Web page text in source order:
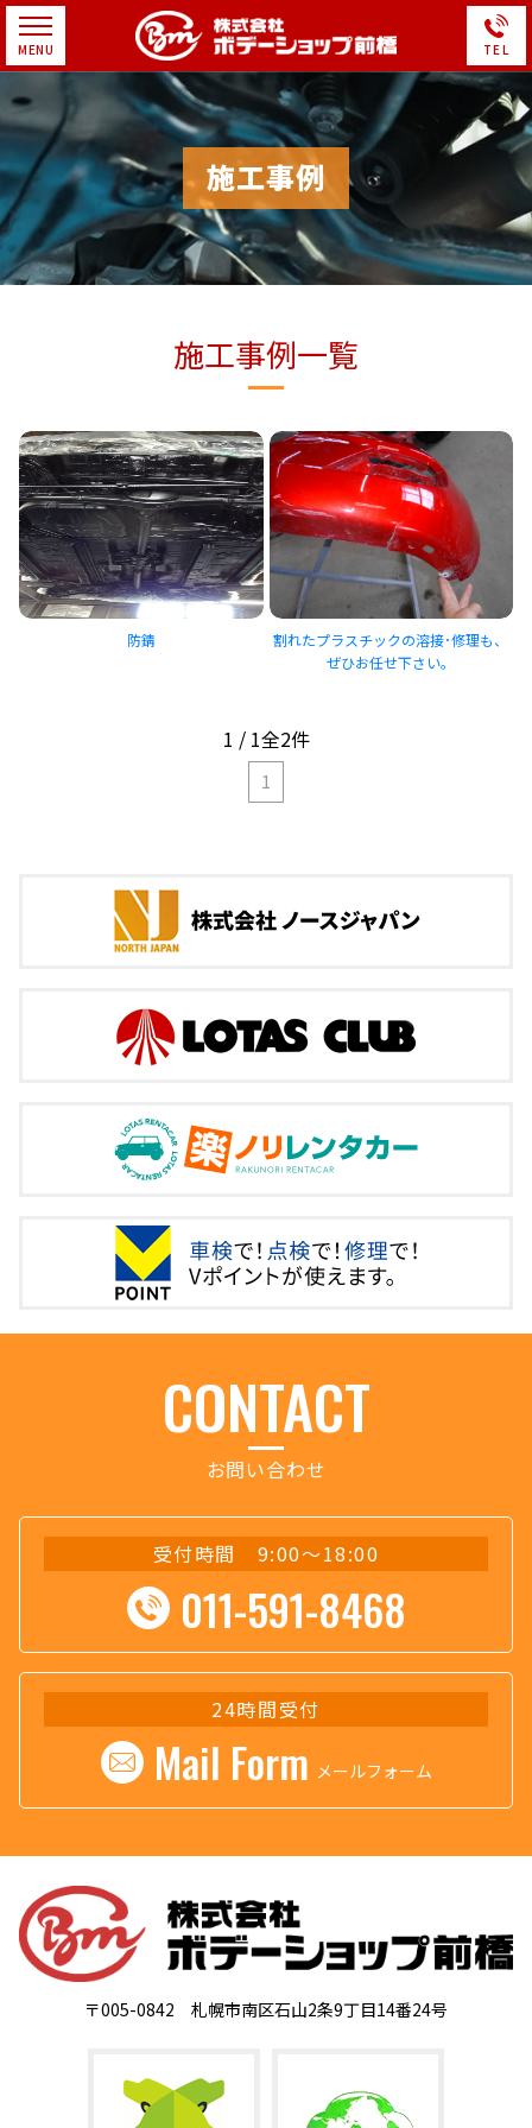
施工事例
施工事例一覧
防錆
割れたプラスチックの溶接･修理も、
ぜひお任せ下さい。
1 / 1全2件
1
お問い合わせ
受付時間 9:00～18:00
011-591-8468
24時間受付
Mail Form メールフォーム
〒005-0842 札幌市南区石山2条9丁目14番24号